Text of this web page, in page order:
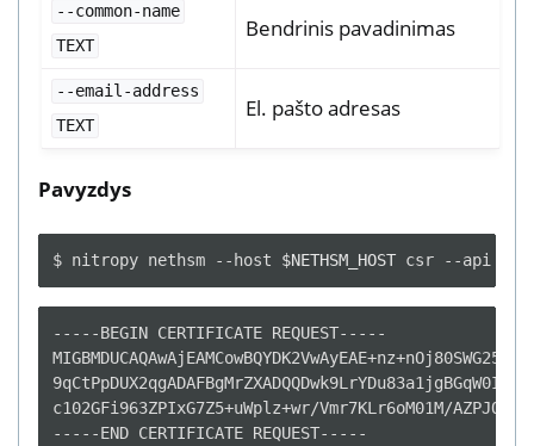
--common-name
TEXT
Bendrinis pavadinimas
--email-address
TEXT
El. pašto adresas
Pavyzdys
$ nitropy nethsm --host $NETHSM_HOST csr --api
-----BEGIN CERTIFICATE REQUEST-----
c102GFi963ZPIxG7Z5+uWplz+wr/Vmr7KLr6oM01M/AZPJQO